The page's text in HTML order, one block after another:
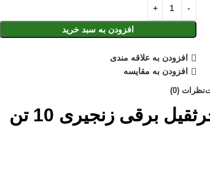
افزودن به سبد خرید
افزودن به علاقه مندی
افزودن به مقایسه
نظرات (0)
مشخصات فنی و کاربری جرثقیل برقی زنجیری 10 تن